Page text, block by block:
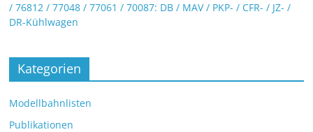
/ 76812 / 77048 / 77061 / 70087: DB / MAV / PKP- / CFR- / JZ- /
DR-Kühlwagen
Kategorien
Modellbahnlisten
Publikationen